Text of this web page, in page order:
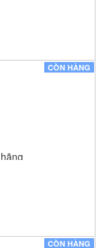
CÒN HÀNG
CÒN HÀNG